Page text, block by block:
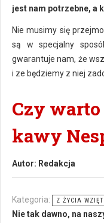
jest nam potrzebne, a
Nie musimy się
są w specjalny
gwarantuje nam, że
i ze będziemy z niej
Czy
kawy
Autor: Redakcja
Kategoria: Z ŻYCIA
Nie tak dawno, na